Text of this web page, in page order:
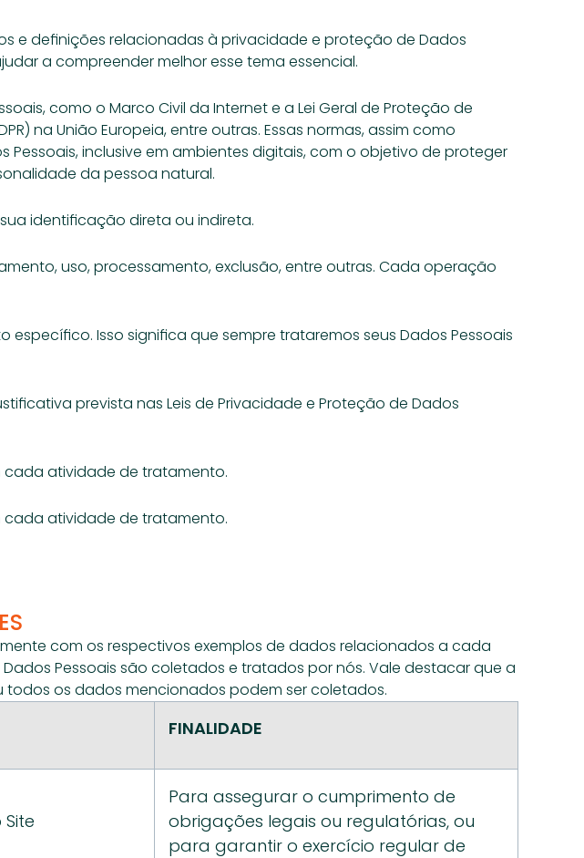
e definições relacionadas à privacidade e proteção de Dados
a compreender melhor esse tema essencial.
como o Marco Civil da Internet e a Lei Geral de Proteção de
na União Europeia, entre outras. Essas normas, assim como
inclusive em ambientes digitais, com o objetivo de proteger
da pessoa natural.
identificação direta ou indireta.
uso, processamento, exclusão, entre outras. Cada operação
Isso significa que sempre trataremos seus Dados Pessoais
prevista nas Leis de Privacidade e Proteção de Dados
cada atividade de tratamento.
cada atividade de tratamento.
com os respectivos exemplos de dados relacionados a cada
Pessoais são coletados e tratados por nós. Vale destacar que a
os dados mencionados podem ser coletados.
FINALIDADE
Para assegurar o cumprimento de
obrigações legais ou regulatórias, ou
para garantir o exercício regular de